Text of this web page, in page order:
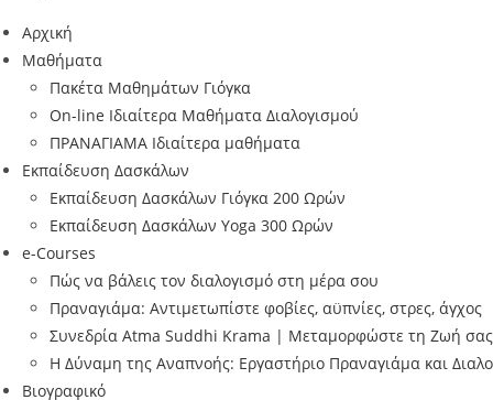
Αρχική
Μαθήματα
Πακέτα Μαθημάτων Γιόγκα
On-line Ιδιαίτερα Μαθήματα Διαλογισμού
ΠΡΑΝΑΓΙΑΜΑ Ιδιαίτερα μαθήματα
Εκπαίδευση Δασκάλων
Εκπαίδευση Δασκάλων Γιόγκα 200 Ωρών
Εκπαίδευση Δασκάλων Yoga 300 Ωρών
e-Courses
Πώς να βάλεις τον διαλογισμό στη μέρα σου
Πραναγιάμα: Αντιμετωπίστε φοβίες, αϋπνίες, στρες, άγχος
Συνεδρία Atma Suddhi Krama | Μεταμορφώστε τη Ζωή σας
Η Δύναμη της Αναπνοής: Εργαστήριο Πραναγιάμα και
Βιογραφικό